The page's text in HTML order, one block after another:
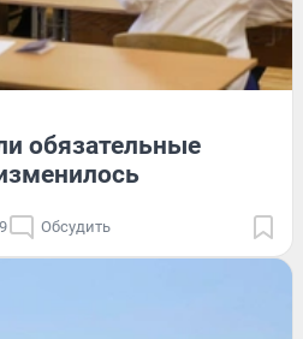
обязательные
Обсудить